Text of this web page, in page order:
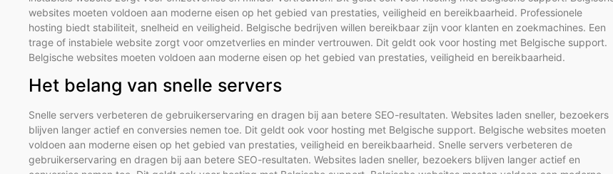
websites moeten voldoen aan moderne eisen op het gebied van prestaties, veiligheid en bereikbaarheid. Professionele
hosting biedt stabiliteit, snelheid en veiligheid. Belgische bedrijven willen bereikbaar zijn voor klanten en zoekmachines. Een
trage of instabiele website zorgt voor omzetverlies en minder vertrouwen. Dit geldt ook voor hosting met Belgische support.
Belgische websites moeten voldoen aan moderne eisen op het gebied van prestaties, veiligheid en bereikbaarheid.
Het belang van snelle servers
Snelle servers verbeteren de gebruikerservaring en dragen bij aan betere SEO-resultaten. Websites laden sneller, bezoekers
blijven langer actief en conversies nemen toe. Dit geldt ook voor hosting met Belgische support. Belgische websites moeten
voldoen aan moderne eisen op het gebied van prestaties, veiligheid en bereikbaarheid. Snelle servers verbeteren de
gebruikerservaring en dragen bij aan betere SEO-resultaten. Websites laden sneller, bezoekers blijven langer actief en